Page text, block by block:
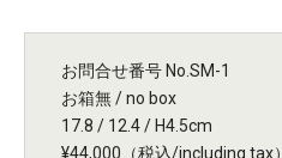
お問合せ番号 No.SM-1
お箱無 / no box
17.8 / 12.4 / H4.5cm
¥44,000（税込/including tax）